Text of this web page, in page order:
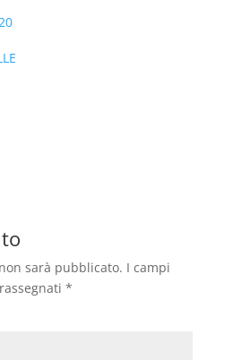
sarà pubblicato. I campi
*